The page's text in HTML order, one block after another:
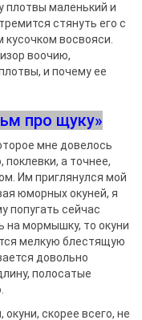
плотвы маленький и
стянуть его с
восвояси.
воочию,
и почему ее
про щуку»
мне довелось
поклевки, а точнее,
Им приглянулся мой
юморных окуней, я
попугать сейчас
на мормышку, то окуни
мелкую блестящую
довольно
полосатые
скорее всего, не